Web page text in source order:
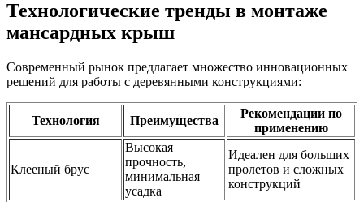
Технологические тренды в монтаже
мансардных крыш
Современный рынок предлагает множество инновационных
решений для работы с деревянными конструкциями:
Технология Преимущества
Рекомендации по
применению
Клееный брус
Высокая
прочность,
минимальная
усадка
Идеален для больших
пролетов и сложных
конструкций